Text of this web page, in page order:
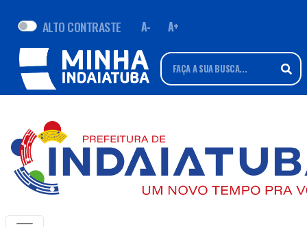
ALTO CONTRASTE A- A+